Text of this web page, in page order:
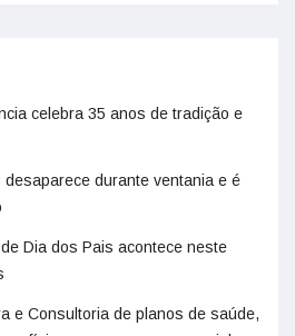
celebra 35 anos de tradição e
durante ventania e é
Dia dos Pais acontece neste
e Consultoria de planos de saúde,